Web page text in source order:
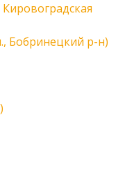
Бобринецкий р-н)